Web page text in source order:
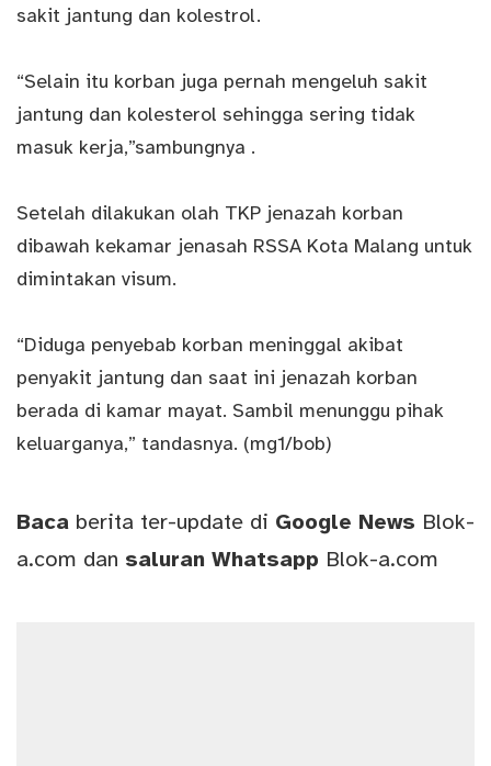
sakit jantung dan kolestrol.
“Selain itu korban juga pernah mengeluh sakit
jantung dan kolesterol sehingga sering tidak
masuk kerja,”sambungnya .
Setelah dilakukan olah TKP jenazah korban
dibawah kekamar jenasah RSSA Kota Malang untuk
dimintakan visum.
“Diduga penyebab korban meninggal akibat
penyakit jantung dan saat ini jenazah korban
berada di kamar mayat. Sambil menunggu pihak
keluarganya,” tandasnya. (mg1/bob)
Baca berita ter-update di Google News Blok-
a.com dan saluran Whatsapp Blok-a.com